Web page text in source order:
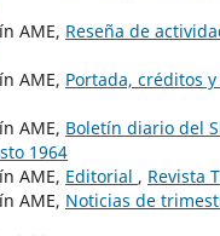
AME, Reseña de
AME, Portada, créditos
AME, Boletín diario del
1964
AME, Editorial , Revista
AME, Noticias de